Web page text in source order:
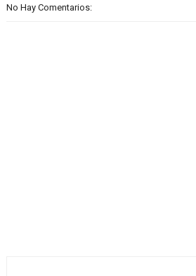
No Hay Comentarios: